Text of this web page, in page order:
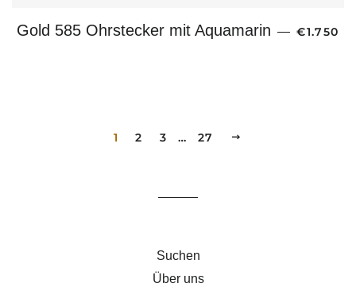
Gold 585 Ohrstecker mit Aquamarin — €1.750
1 2 3 … 27
Suchen
Über uns